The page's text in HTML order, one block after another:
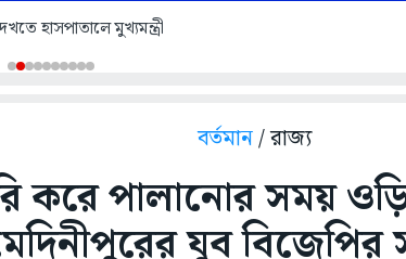
হাসপাতালে মুখ্যমন্ত্রী
বর্তমান/ রাজ্য
করে পালানোর সময়
যুব